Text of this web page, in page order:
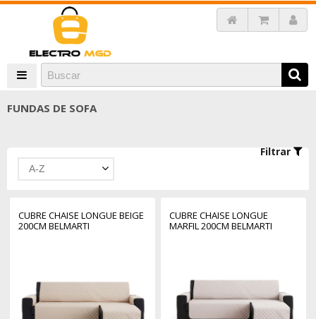
FUNDAS DE SOFA
Filtrar
A-Z
CUBRE CHAISE LONGUE BEIGE
200CM BELMARTI
CUBRE CHAISE LONGUE
MARFIL 200CM BELMARTI